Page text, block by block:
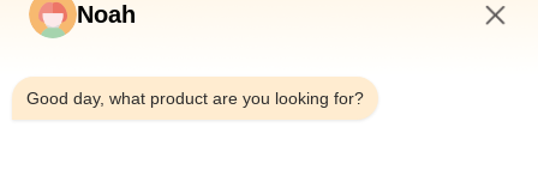
Noah
Good day, what product are you looking for?